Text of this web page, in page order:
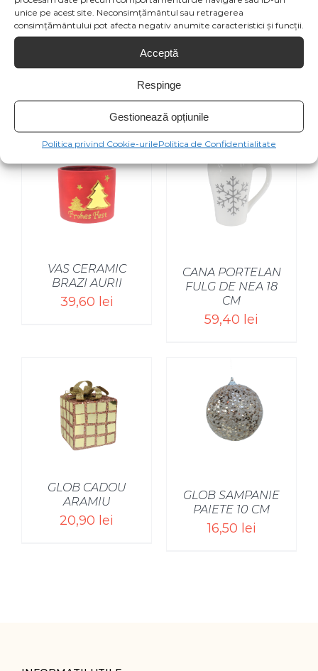
unice pe acest site. Neconsimțământul sau retragerea
consimțământului pot afecta negativ anumite caracteristici și funcții.
Acceptă
Respinge
Gestionează opțiunile
Politica privind Cookie-urilePolitica de Confidentialitate
Product
VAS CERAMIC
BRAZI AURII
39,60 lei
SELECT OPTIONS
/
CANA PORTELAN
FULG DE NEA 18
CM
59,40 lei
GLOB CADOU
ARAMIU
20,90 lei
SELECT OPTIONS
/
GLOB SAMPANIE
PAIETE 10 CM
16,50 lei